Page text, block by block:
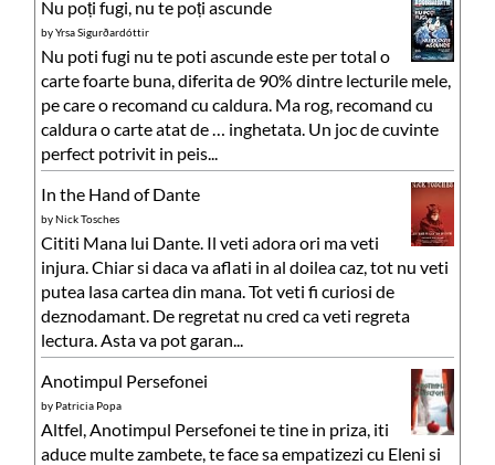
Nu poți fugi, nu te poți ascunde
byYrsa Sigurðardóttir
Nu poti fugi nu te poti ascunde este per total o
carte foarte buna, diferita de 90% dintre lecturile mele,
pe care o recomand cu caldura. Ma rog, recomand cu
caldura o carte atat de … inghetata. Un joc de cuvinte
perfect potrivit in peis...
In the Hand of Dante
byNick Tosches
Cititi Mana lui Dante. Il veti adora ori ma veti
injura. Chiar si daca va aflati in al doilea caz, tot nu veti
putea lasa cartea din mana. Tot veti fi curiosi de
deznodamant. De regretat nu cred ca veti regreta
lectura. Asta va pot garan...
Anotimpul Persefonei
by Patricia Popa
Altfel, Anotimpul Persefonei te tine in priza, iti
aduce multe zambete, te face sa empatizezi cu Eleni si